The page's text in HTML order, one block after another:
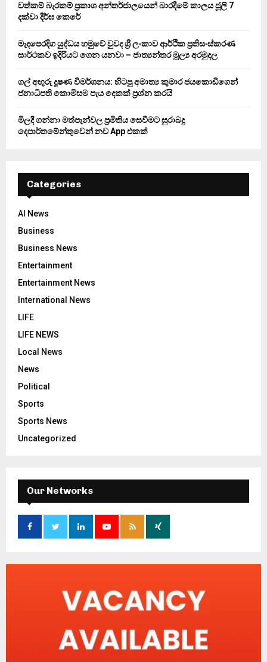
වත්කම් බැරකම් ප්‍රකාශ අන්තර්ජාලයෙන් බාරදීමේ කාලය ජූලි 7
දක්වා දීර්ඝ කෙරේ
මැදපෙරදිග යුද්ධය හමුවේ වුවද ශ්‍රී ලංකාව ආර්ථික ප්‍රතිසංස්කරණ
සාර්ථකව ඉදිරියට ගෙන යනවා – ජාත්‍යන්තර මූල්‍ය අරමුදල
ගල් අඟුරු දූෂණ විමර්ශනය: හිටපු අමාත්‍ය කුමාර ජයකොඩිගෙන්
ජනාධිපති කොමිසම පැය දෙකක් ප්‍රශ්න කරයි
මිලදී ගන්නා මත්පැන්වල ප්‍රමිතිය සෙවීමට සුරාබදු
දෙපාර්තමේන්තුවෙන් නව App එකක්
Categories
AI News
Business
Business News
Entertainment
Entertainment News
International News
LIFE
LIFE NEWS
Local News
News
Political
Sports
Sports News
Uncategorized
Our Networks